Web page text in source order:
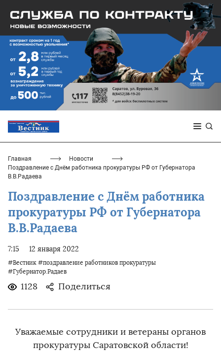
Главная
Новости
Поздравление с Днём работника прокуратуры РФ от Губернатора
В.В.Радаева
Поздравление с Днём работника
прокуратуры РФ от Губернатора
В.В.Радаева
7:15 12 января 2022
#Вестник #поздравление работников прокуратуры
#Губернатор.Радаев
1128 Поделиться
Уважаемые сотрудники и ветераны органов
прокуратуры Саратовской области!